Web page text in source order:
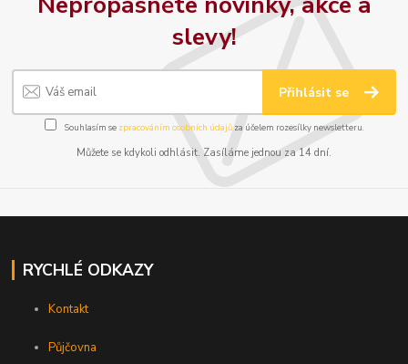
slevy!
Přihlásit se
Souhlasím se zpracováním osobních údajůza účelem rozesílky newsletteru.
Můžete se kdykoli odhlásit. Zasíláme jednou za 14 dní.
RYCHLÉ ODKAZY
Kontakt
Půjčovna